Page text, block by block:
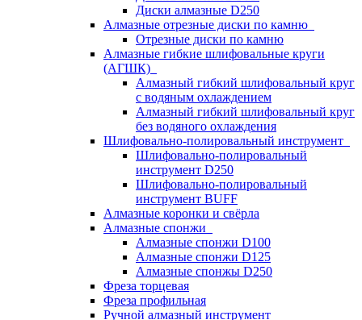
Диски алмазные D250
Алмазные отрезные диски по камню
Отрезные диски по камню
Алмазные гибкие шлифовальные круги
(АГШК)
Алмазный гибкий шлифовальный круг
с водяным охлаждением
Алмазный гибкий шлифовальный круг
без водяного охлаждения
Шлифовально-полировальный инструмент
Шлифовально-полировальный
инструмент D250
Шлифовально-полировальный
инструмент BUFF
Алмазные коронки и свёрла
Алмазные спонжи
Алмазные спонжи D100
Алмазные спонжи D125
Алмазные спонжы D250
Фреза торцевая
Фреза профильная
Ручной алмазный инструмент